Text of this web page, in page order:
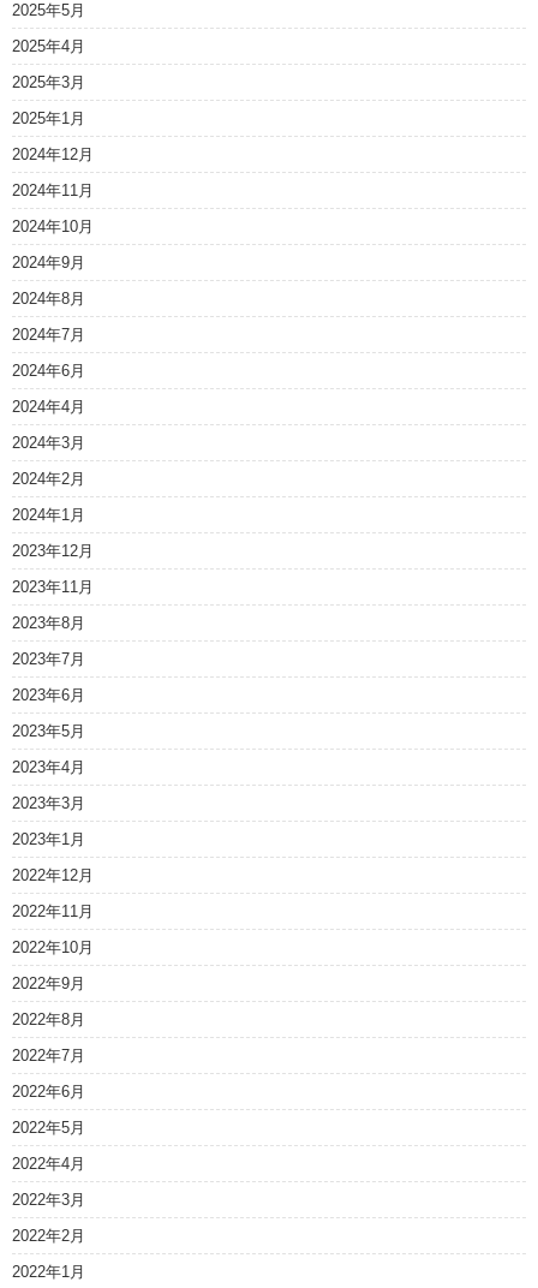
2025年5月
2025年4月
2025年3月
2025年1月
2024年12月
2024年11月
2024年10月
2024年9月
2024年8月
2024年7月
2024年6月
2024年4月
2024年3月
2024年2月
2024年1月
2023年12月
2023年11月
2023年8月
2023年7月
2023年6月
2023年5月
2023年4月
2023年3月
2023年1月
2022年12月
2022年11月
2022年10月
2022年9月
2022年8月
2022年7月
2022年6月
2022年5月
2022年4月
2022年3月
2022年2月
2022年1月